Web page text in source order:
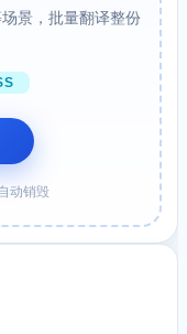
景，批量翻译整份
动销毁